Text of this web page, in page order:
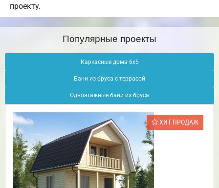
проекту.
Популярные проекты
Каркасные дома 6х5
Бани из бруса с террасой
Одноэтажные бани из бруса
ХИТ ПРОДАЖ